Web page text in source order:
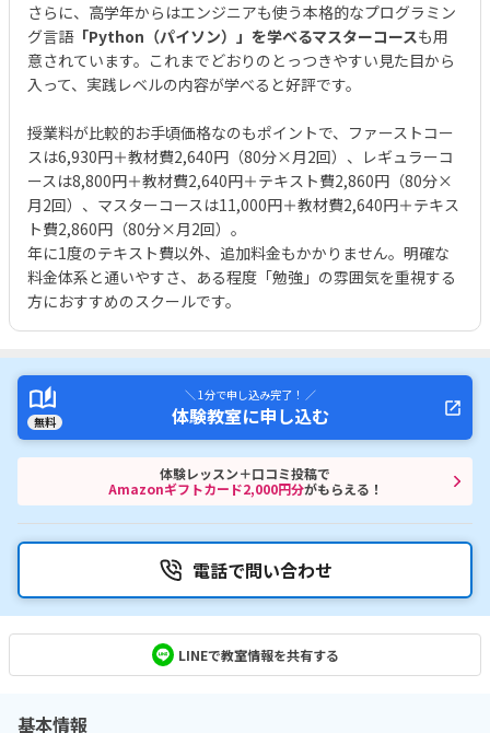
さらに、高学年からはエンジニアも使う本格的なプログラミン
グ言語「Python（パイソン）」を学べるマスターコースも用
意されています。これまでどおりのとっつきやすい見た目から
入って、実践レベルの内容が学べると好評です。
授業料が比較的お手頃価格なのもポイントで、ファーストコー
スは6,930円＋教材費2,640円（80分×月2回）、レギュラーコ
ースは8,800円＋教材費2,640円＋テキスト費2,860円（80分×
月2回）、マスターコースは11,000円＋教材費2,640円＋テキス
ト費2,860円（80分×月2回）。
年に1度のテキスト費以外、追加料金もかかりません。明確な
料金体系と通いやすさ、ある程度「勉強」の雰囲気を重視する
方におすすめのスクールです。
無料
＼ 1分で申し込み完了！ ／
体験教室に申し込む
体験レッスン＋口コミ投稿で
Amazonギフトカード2,000円分がもらえる！
電話で問い合わせ
LINEで教室情報を共有する
基本情報